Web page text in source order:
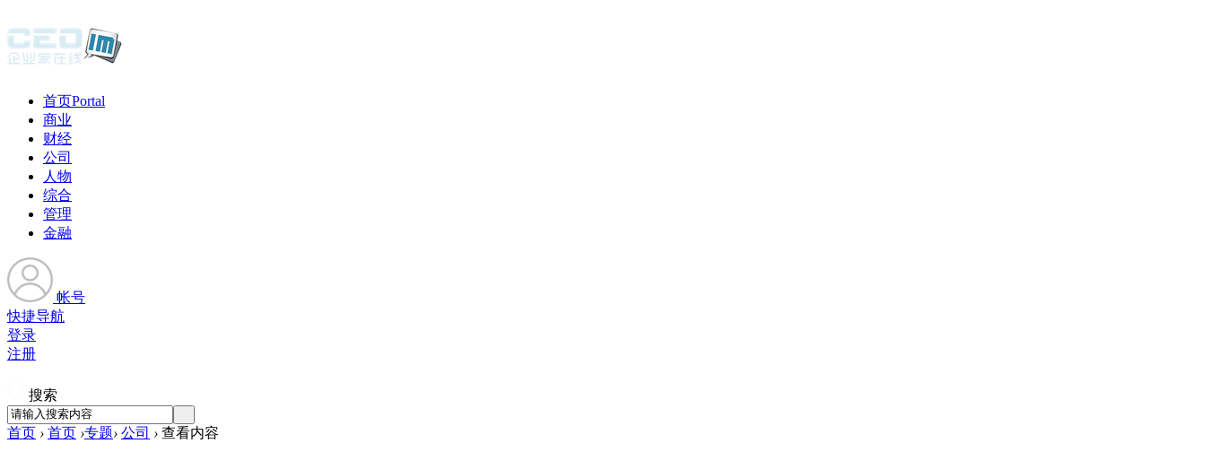
首页Portal
商业
财经
公司
人物
综合
管理
金融
帐号
快捷导航
登录
注册
搜索
首页 › 首页 ›专题› 公司 › 查看内容